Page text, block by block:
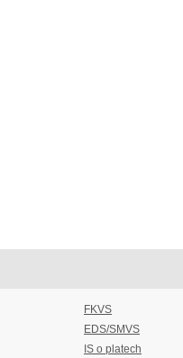
FKVS
EDS/SMVS
IS o platech